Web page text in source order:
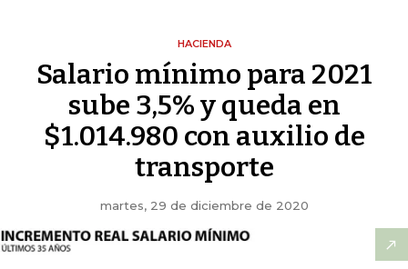
HACIENDA
Salario mínimo para 2021
sube 3,5% y queda en
$1.014.980 con auxilio de
transporte
martes, 29 de diciembre de 2020